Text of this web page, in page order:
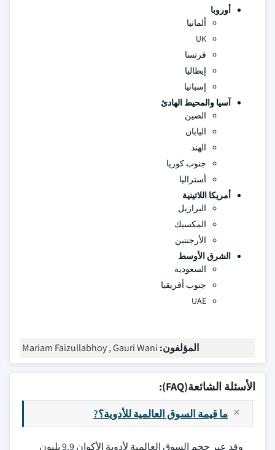
أوروبا
ألمانيا
UK
فرنسا
إيطاليا
إسبانيا
آسيا والمحيط الهادئ
الصين
اليابان
الهند
جنوب كوريا
أستراليا
أمريكا اللاتينية
البرازيل
المكسيك
الأرجنتين
الشرق الأوسط
السعودية
جنوب أفريقيا
UAE
المؤلفون: Mariam Faizullabhoy , Gauri Wani
الأسئلة الشائعة(FAQ):
ما قيمة السوق العالمية للأدوية؟?
وقد عبر حجم السوق العالمية لأدوية الأكوان 9.9 بليون